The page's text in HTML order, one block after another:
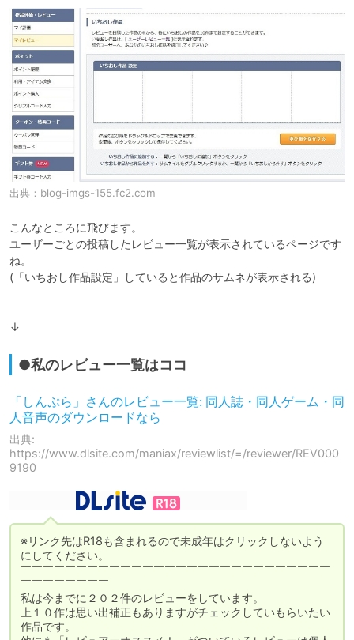
出典： blog-imgs-155.fc2.com
こんなところに飛びます。
ユーザーごとの投稿したレビュー一覧が表示されているページです
ね。
(「いちおし作品設定」していると作品のサムネが表示される)
↓
●私のレビュー一覧はココ
「しんぷら」さんのレビュー一覧: 同人誌・同人ゲーム・同
人音声のダウンロードなら
出典:
https://www.dlsite.com/maniax/reviewlist/=/reviewer/REV000
9190
※リンク先はR18も含まれるので未成年はクリックしないよう
にしてください。
￣￣￣￣￣￣￣￣￣￣￣￣￣￣￣￣￣￣￣￣￣￣￣￣￣￣￣￣
￣￣￣￣￣￣￣￣
私は今までに２０２件のレビューをしています。
上１０作は思い出補正もありますがチェックしていもらいたい
作品です。